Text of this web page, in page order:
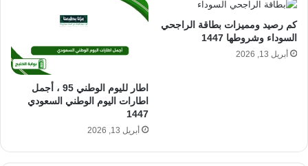
كم رصيد ومميزات بطاقة الراجحي
السوداء وشروطها 1447
أبريل 13, 2026
اطار لليوم الوطني 95 ، أجمل
اطارات اليوم الوطني السعودي
1447
أبريل 13, 2026